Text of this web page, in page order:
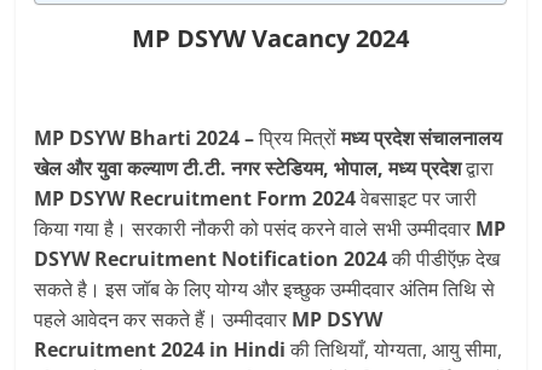
MP DSYW Vacancy 2024
MP DSYW Bharti 2024 –प्रिय मित्रोंमध्य प्रदेश संचालनालय
खेल और युवा कल्याण टी.टी. नगर स्टेडियम, भोपाल, मध्य प्रदेशद्वारा
MP DSYW Recruitment Form 2024वेबसाइट पर जारी
किया गया है। सरकारी नौकरी को पसंद करने वाले सभी उम्मीदवार MP
DSYW Recruitment Notification 2024की पीडीऍफ़ देख
सकते है। इस जॉब के लिए योग्य और इच्छुक उम्मीदवार अंतिम तिथि से
पहले आवेदन कर सकते हैं। उम्मीदवार MP DSYW
Recruitment 2024 in Hindiकी तिथियाँ, योग्यता, आयु सीमा,